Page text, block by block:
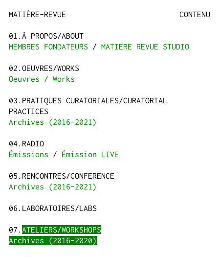
MATIÈRE-REVUE CONTENU
À PROPOS/ABOUT
MEMBRES FONDATEURS
MATIERE REVUE STUDIO
OEUVRES/WORKS
Oeuvres / Works
PRATIQUES CURATORIALES/CURATORIAL
PRACTICES
Archives (2016-2021)
RADIO
Émissions
Émission LIVE
RENCONTRES/CONFERENCE
Archives (2016-2021)
LABORATOIRES/LABS
ATELIERS/WORKSHOPS
Archives (2016-2020)